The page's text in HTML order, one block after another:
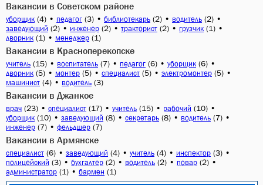
Вакансии в Советском районе
уборщик (4) • педагог (3) • библиотекарь (2) • водитель (2) •
заведующий (2) • инженер (2) • тракторист (2) • грузчик (1) •
дворник (1) • менеджер (1)
Вакансии в Красноперекопске
учитель (15) • воспитатель (7) • педагог (6) • уборщик (6) •
дворник (5) • монтер (5) • специалист (5) • электромонтер (5) •
машинист (4) • водитель (3)
Вакансии в Джанкое
врач (23) • специалист (17) • учитель (15) • рабочий (10) •
уборщик (10) • заведующий (8) • секретарь (8) • водитель (7) •
инженер (7) • фельдшер (7)
Вакансии в Армянске
специалист (6) • заведующий (4) • учитель (4) • инспектор (3) •
полицейский (3) • бухгалтер (2) • водитель (2) • повар (2) •
администратор (1) • бармен (1)